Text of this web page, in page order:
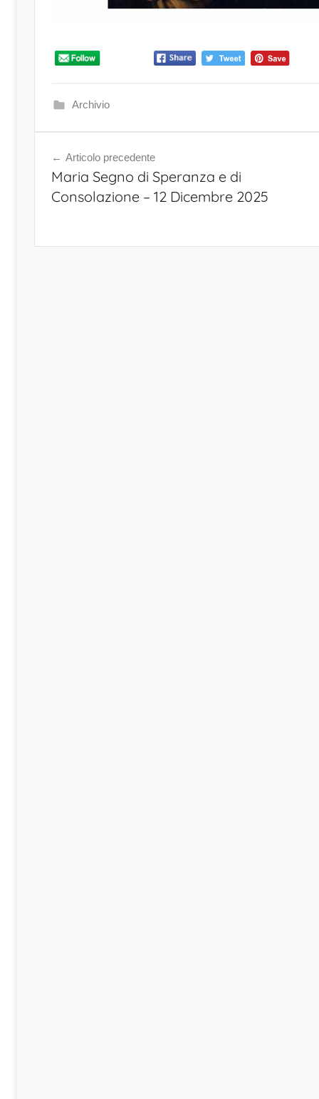
Archivio
Navigazione
articoli
Articolo precedente
Maria Segno di Speranza e di
Consolazione – 12 Dicembre 2025